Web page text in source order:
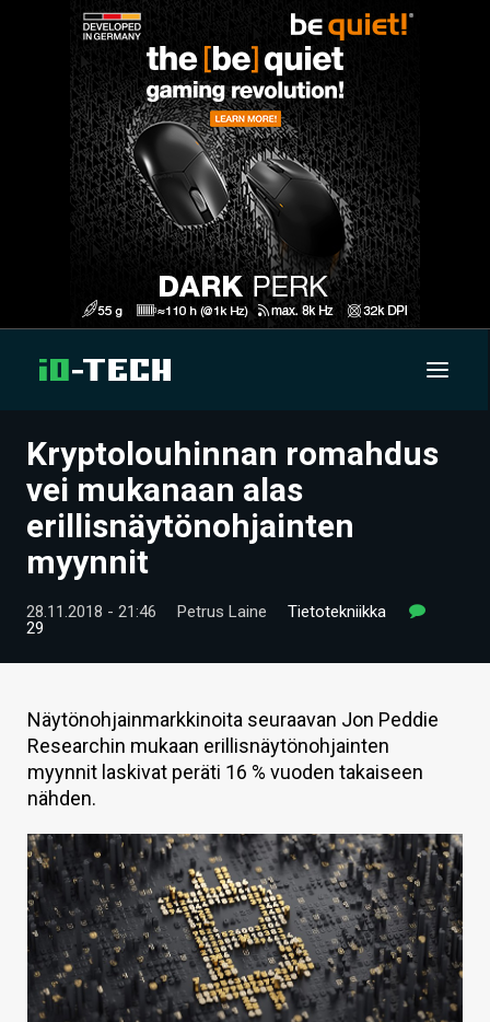
UUTISET
ARTIKKELIT
VIDEOT
TECHBBS
KAUPPA
VAIHDA TEEMA
HAKU
Kryptolouhinnan romahdus
vei mukanaan alas
erillisnäytönohjainten
myynnit
28.11.2018 - 21:46 Petrus Laine
Tietotekniikka
29
Näytönohjainmarkkinoita seuraavan Jon Peddie
Researchin mukaan erillisnäytönohjainten
myynnit laskivat peräti 16 % vuoden takaiseen
nähden.